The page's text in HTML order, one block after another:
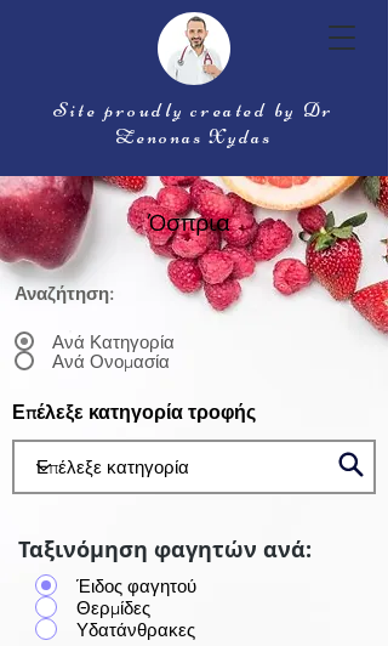
Site proudly created by Dr
Zenonas Xydas
Όσπρια
Αναζήτηση:
Ανά Κατηγορία
Ανά Ονομασία
Επέλεξε κατηγορία τροφής
Ταξινόμηση φαγητών ανά:
Έιδος φαγητού
Θερμίδες
Υδατάνθρακες